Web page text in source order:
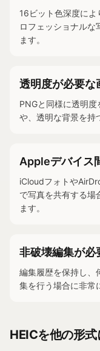
16ビット色深度に
ロフェッショナルな
ます。
透明度が必要な
PNGと同様に透明
や、透明な背景を持
Appleデバイス
iCloudフォトや
で写真を共有する場
ます。
非破壊編集が必
編集履歴を保持し、
集を行う場合に非常
HEICを他の形